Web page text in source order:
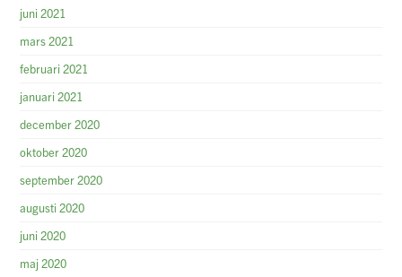
juni 2021
mars 2021
februari 2021
januari 2021
december 2020
oktober 2020
september 2020
augusti 2020
juni 2020
maj 2020